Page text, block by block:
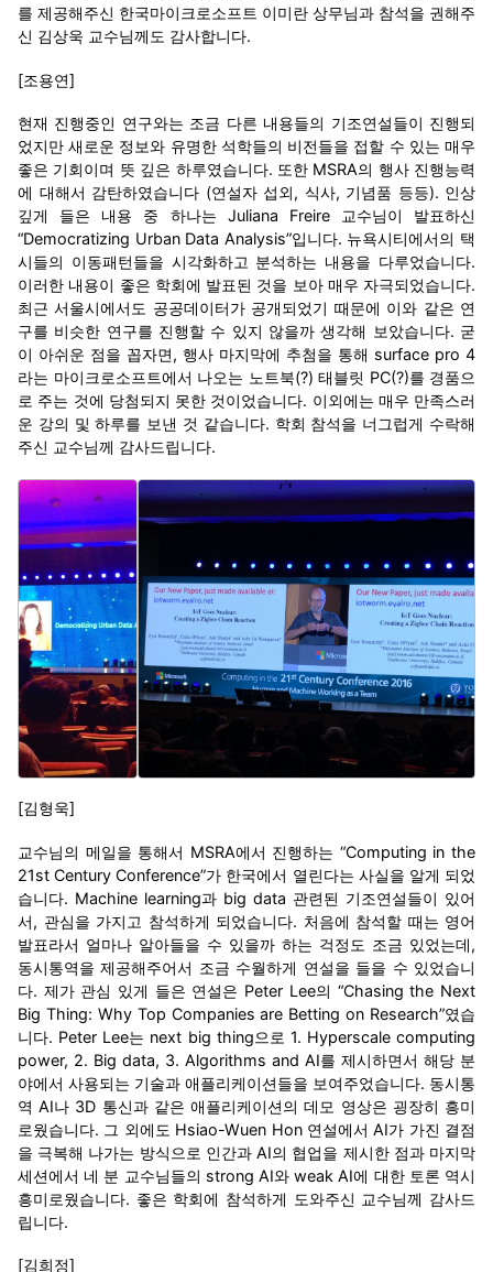
를 제공해주신 한국마이크로소프트 이미란 상무님과 참석을 권해주
신 김상욱 교수님께도 감사합니다.
[조용연]
현재 진행중인 연구와는 조금 다른 내용들의 기조연설들이 진행되
었지만 새로운 정보와 유명한 석학들의 비전들을 접할 수 있는 매우
좋은 기회이며 뜻 깊은 하루였습니다. 또한 MSRA의 행사 진행능력
에 대해서 감탄하였습니다 (연설자 섭외, 식사, 기념품 등등). 인상
깊게 들은 내용 중 하나는 Juliana Freire 교수님이 발표하신
“Democratizing Urban Data Analysis”입니다. 뉴욕시티에서의 택
시들의 이동패턴들을 시각화하고 분석하는 내용을 다루었습니다.
이러한 내용이 좋은 학회에 발표된 것을 보아 매우 자극되었습니다.
최근 서울시에서도 공공데이터가 공개되었기 때문에 이와 같은 연
구를 비슷한 연구를 진행할 수 있지 않을까 생각해 보았습니다. 굳
이 아쉬운 점을 꼽자면, 행사 마지막에 추첨을 통해 surface pro 4
라는 마이크로소프트에서 나오는 노트북(?) 태블릿 PC(?)를 경품으
로 주는 것에 당첨되지 못한 것이었습니다. 이외에는 매우 만족스러
운 강의 및 하루를 보낸 것 같습니다. 학회 참석을 너그럽게 수락해
주신 교수님께 감사드립니다.
[김형욱]
교수님의 메일을 통해서 MSRA에서 진행하는 “Computing in the
21st Century Conference”가 한국에서 열린다는 사실을 알게 되었
습니다. Machine learning과 big data 관련된 기조연설들이 있어
서, 관심을 가지고 참석하게 되었습니다. 처음에 참석할 때는 영어
발표라서 얼마나 알아들을 수 있을까 하는 걱정도 조금 있었는데,
동시통역을 제공해주어서 조금 수월하게 연설을 들을 수 있었습니
다. 제가 관심 있게 들은 연설은 Peter Lee의 “Chasing the Next
Big Thing: Why Top Companies are Betting on Research”였습
니다. Peter Lee는 next big thing으로 1. Hyperscale computing
power, 2. Big data, 3. Algorithms and AI를 제시하면서 해당 분
야에서 사용되는 기술과 애플리케이션들을 보여주었습니다. 동시통
역 AI나 3D 통신과 같은 애플리케이션의 데모 영상은 굉장히 흥미
로웠습니다. 그 외에도 Hsiao-Wuen Hon 연설에서 AI가 가진 결점
을 극복해 나가는 방식으로 인간과 AI의 협업을 제시한 점과 마지막
세션에서 네 분 교수님들의 strong AI와 weak AI에 대한 토론 역시
흥미로웠습니다. 좋은 학회에 참석하게 도와주신 교수님께 감사드
립니다.
[김희정]